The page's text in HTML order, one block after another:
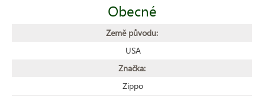
Obecné
Země původu:
USA
Značka:
Zippo